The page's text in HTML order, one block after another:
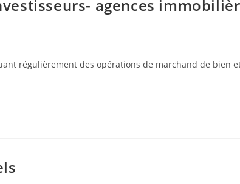
agences
régulièrement des opérations de marchand de